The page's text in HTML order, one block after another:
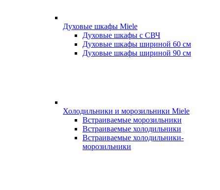
Духовые шкафы Miele
Духовые шкафы с СВЧ
Духовые шкафы шириной 60 см
Духовые шкафы шириной 90 см
Холодильники и морозильники Miele
Встраиваемые морозильники
Встраиваемые холодильники
Встраиваемые холодильники-
морозильники